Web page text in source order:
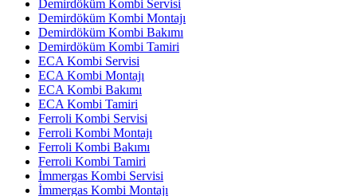
Demirdöküm Kombi Servisi
Demirdöküm Kombi Montajı
Demirdöküm Kombi Bakımı
Demirdöküm Kombi Tamiri
ECA Kombi Servisi
ECA Kombi Montajı
ECA Kombi Bakımı
ECA Kombi Tamiri
Ferroli Kombi Servisi
Ferroli Kombi Montajı
Ferroli Kombi Bakımı
Ferroli Kombi Tamiri
İmmergas Kombi Servisi
İmmergas Kombi Montajı